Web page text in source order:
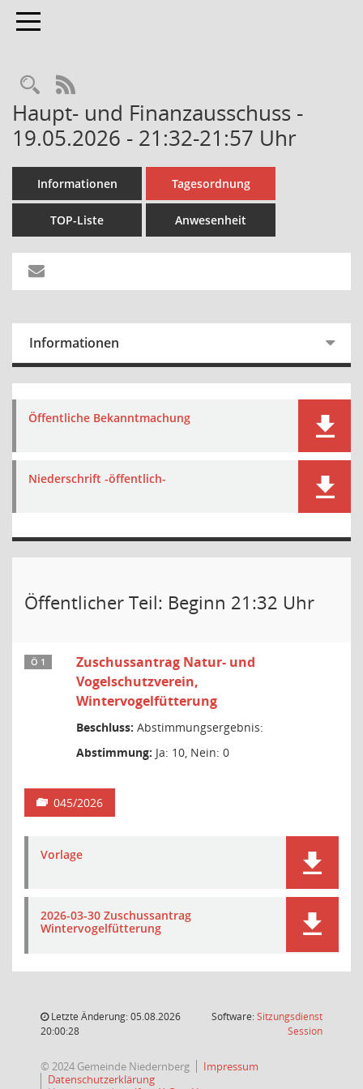
Toggle navigation
Rechercheauswahl
RSS-Feed
Haupt- und Finanzausschuss -
19.05.2026 - 21:32-21:57 Uhr
Informationen Tagesordnung
TOP-Liste Anwesenheit
Informationen
Öffentliche Bekanntmachung
Niederschrift -öffentlich-
Öffentlicher Teil: Beginn 21:32 Uhr
Ö 1
Zuschussantrag Natur- und
Vogelschutzverein,
Wintervogelfütterung
Beschluss: Abstimmungsergebnis:
Abstimmung: Ja: 10, Nein: 0
045/2026
Vorlage
2026-03-30 Zuschussantrag
Wintervogelfütterung
Letzte Änderung: 05.08.2026
20:00:28
Software:Sitzungsdienst
Session(Wird in
© 2024 Gemeinde Niedernberg
Impressum
Datenschutzerklärung